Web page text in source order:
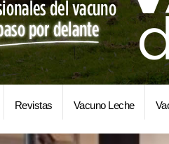
Revistas Vacuno Leche